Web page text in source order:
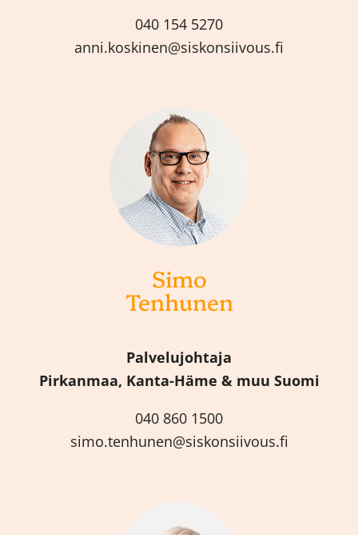
040 154 5270
anni.koskinen@siskonsiivous.fi
Simo
Tenhunen
Palvelujohtaja
Pirkanmaa, Kanta-Häme & muu Suomi
040 860 1500
simo.tenhunen@siskonsiivous.fi